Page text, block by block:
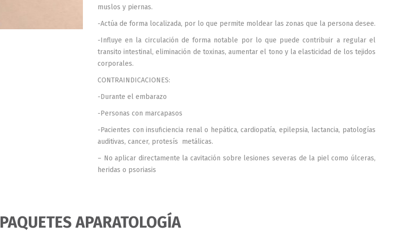
muslos y piernas.
-Actúa de forma localizada, por lo que permite moldear las zonas que la persona desee.
-Influye en la circulación de forma notable por lo que puede contribuir a regular el
transito intestinal, eliminación de toxinas, aumentar el tono y la elasticidad de los tejidos
corporales.
CONTRAINDICACIONES:
-Durante el embarazo
-Personas con marcapasos
-Pacientes con insuficiencia renal o hepática, cardiopatía, epilepsia, lactancia, patologías
auditivas, cancer, protesís metálicas.
– No aplicar directamente la cavitación sobre lesiones severas de la piel como úlceras,
heridas o psoriasis
PAQUETES APARATOLOGÍA